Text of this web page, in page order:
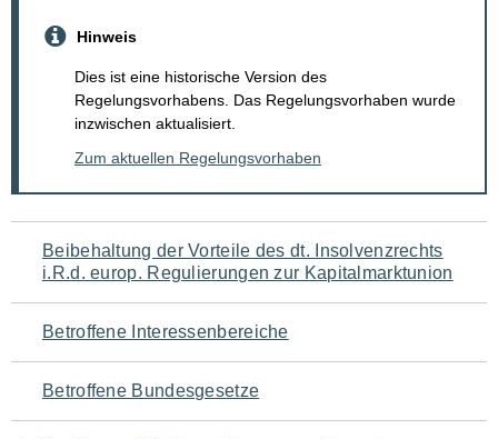
Hinweis
Dies ist eine historische Version des
Regelungsvorhabens. Das Regelungsvorhaben wurde
inzwischen aktualisiert.
Zum aktuellen Regelungsvorhaben
Navigation
für
den
Seiteninhalt
Beibehaltung der Vorteile des dt. Insolvenzrechts
i.R.d. europ. Regulierungen zur Kapitalmarktunion
Betroffene Interessenbereiche
Betroffene Bundesgesetze